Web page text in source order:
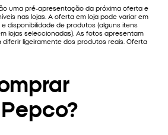
uma pré-apresentação da próxima oferta e
nas lojas. A oferta em loja pode variar em
disponibilidade de produtos (alguns itens
lojas seleccionadas). As fotos apresentam
ligeiramente dos produtos reais. Oferta